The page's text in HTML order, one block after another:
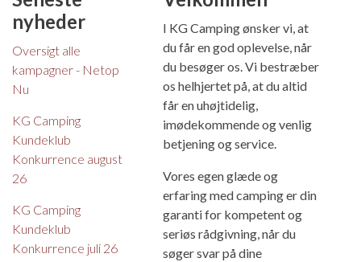
nyheder
Oversigt alle
kampagner - Netop
Nu
KG Camping
Kundeklub
Konkurrence august
26
KG Camping
Kundeklub
Konkurrence juli 26
I KG Camping ønsker vi, at
du får en god oplevelse, når
du besøger os. Vi bestræber
os helhjertet på, at du altid
får en uhøjtidelig,
imødekommende og venlig
betjening og service.
Vores egen glæde og
erfaring med camping er din
garanti for kompetent og
seriøs rådgivning, når du
søger svar på dine